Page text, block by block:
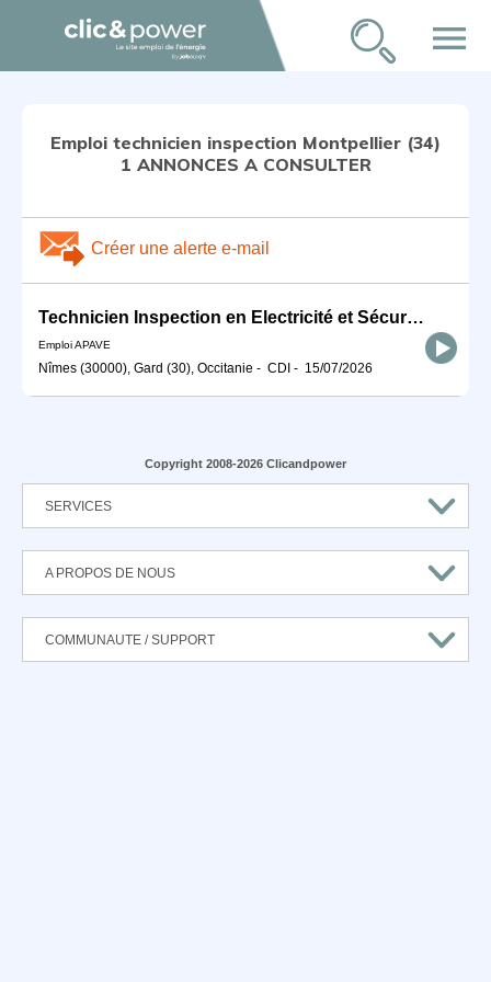
menu
Emploi technicien inspection Montpellier (34)
1 ANNONCES A CONSULTER
Créer une alerte e-mail
Technicien Inspection en Electricité et Sécurité Incendie H/F
Emploi APAVE
Nîmes (30000), Gard (30), Occitanie - CDI - 15/07/2026
Copyright 2008-2026 Clicandpower
SERVICES
A PROPOS DE NOUS
COMMUNAUTE / SUPPORT